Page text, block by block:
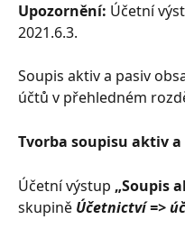
Upozornění: Účetní
2021.6.3.
Soupis aktiv a pasiv
účtů v přehledném
Tvorba soupisu aktiv a
Účetní výstup „Soupis
skupině Účetnictví =>